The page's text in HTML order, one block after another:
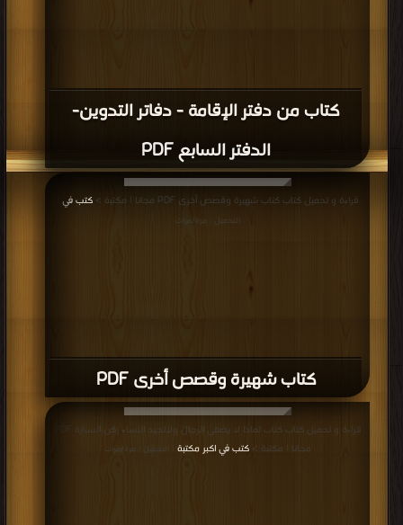
كتاب من دفتر الإقامة - دفاتر التدوين-
الدفتر السابع PDF
كتاب شهيرة وقصص أخرى PDF
قراءة و تحميل كتاب كتاب شهيرة وقصص أخرى PDF مجانا | مكتبة > كتب في
التحميل : مرة/مرات
مجانا | مكتبة >كتب في اكبر مكتبة | التحميل : مرة/مرات